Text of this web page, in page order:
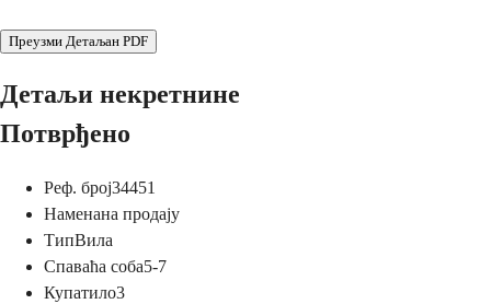
Преузми Детаљан PDF
Детаљи некретнине
Потврђено
Реф. број34451
Наменана продају
ТипВила
Спаваћа соба5-7
Купатило3